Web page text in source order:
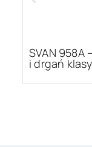
SVAN 958A
i drgań klasy